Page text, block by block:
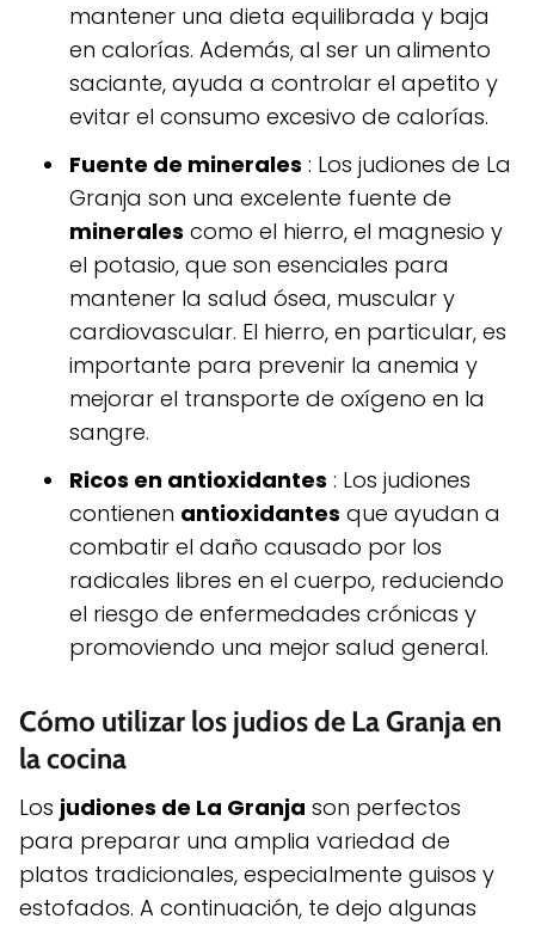
mantener una dieta equilibrada y baja
en calorías. Además, al ser un alimento
saciante, ayuda a controlar el apetito y
evitar el consumo excesivo de calorías.
Fuente de minerales : Los judiones de La
Granja son una excelente fuente de
minerales como el hierro, el magnesio y
el potasio, que son esenciales para
mantener la salud ósea, muscular y
cardiovascular. El hierro, en particular, es
importante para prevenir la anemia y
mejorar el transporte de oxígeno en la
sangre.
Ricos en antioxidantes : Los judiones
contienen antioxidantes que ayudan a
combatir el daño causado por los
radicales libres en el cuerpo, reduciendo
el riesgo de enfermedades crónicas y
promoviendo una mejor salud general.
Cómo utilizar los judios de La Granja en
la cocina
Los judiones de La Granja son perfectos
para preparar una amplia variedad de
platos tradicionales, especialmente guisos y
estofados. A continuación, te dejo algunas